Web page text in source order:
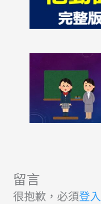
留言
很抱歉，必須登入